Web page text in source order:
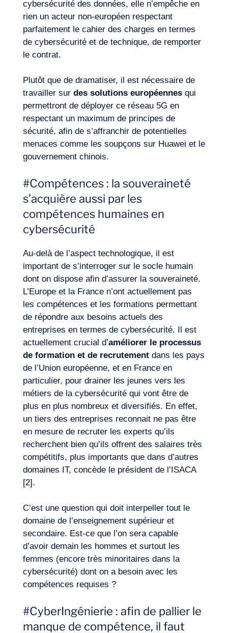
Journal de Bord
Nous contacter
FR
cybersécurité des données, elle n’empêche en
rien un acteur non-européen respectant
parfaitement le cahier des charges en termes
de cybersécurité et de technique, de remporter
le contrat.
Plutôt que de dramatiser, il est nécessaire de
travailler sur des solutions européennesqui
permettront de déployer ce réseau 5G en
respectant un maximum de principes de
sécurité, afin de s’affranchir de potentielles
menaces comme les soupçons sur Huawei et le
gouvernement chinois.
#Compétences : la souveraineté
s’acquière aussi par les
compétences humaines en
cybersécurité
Au-delà de l’aspect technologique, il est
important de s’interroger sur le socle humain
dont on dispose afin d’assurer la souveraineté.
L’Europe et la France n’ont actuellement pas
les compétences et les formations permettant
de répondre aux besoins actuels des
entreprises en termes de cybersécurité. Il est
actuellement crucial d’améliorer le processus
de formation et de recrutementdans les pays
de l’Union européenne, et en France en
particulier, pour drainer les jeunes vers les
métiers de la cybersécurité qui vont être de
plus en plus nombreux et diversifiés. En effet,
un tiers des entreprises reconnait ne pas être
en mesure de recruter les experts qu’ils
recherchent bien qu’ils offrent des salaires très
compétitifs, plus importants que dans d’autres
domaines IT, concède le président de l’ISACA
[2].
C’est une question qui doit interpeller tout le
domaine de l’enseignement supérieur et
secondaire. Est-ce que l’on sera capable
d’avoir demain les hommes et surtout les
femmes (encore très minoritaires dans la
cybersécurité) dont on a besoin avec les
compétences requises ?
#CyberIngénierie : afin de pallier le
manque de compétence, il faut